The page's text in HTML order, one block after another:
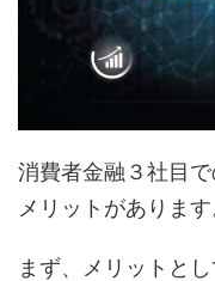
消費者金融３社目
メリットがあります
まず、メリットと